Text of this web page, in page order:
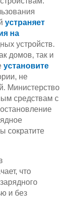
устраняет
на
устройств.
домов, так и
установите
не
Министерство
средствам с
сократите
что
и без